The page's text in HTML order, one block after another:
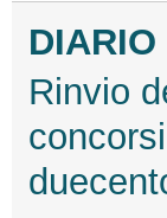
DIARIO
Rinvio